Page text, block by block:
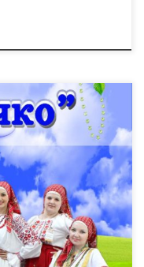
в культурную жизнь
колечко» —
может
наших
Ансамбль
фестиваля в
25 октября в 15